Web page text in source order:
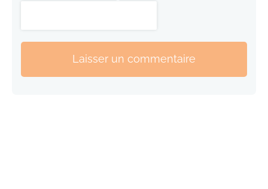
Laisser un commentaire